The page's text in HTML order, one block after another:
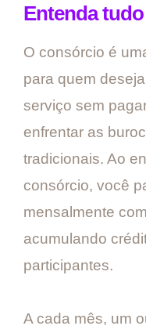
Entenda tudo
O consórcio é
para quem
serviço sem
enfrentar as
tradicionais. Ao
consórcio, você
mensalmente
acumulando
participantes.
A cada mês, um